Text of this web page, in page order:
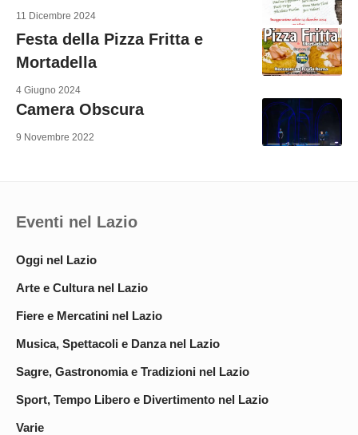
11 Dicembre 2024
Festa della Pizza Fritta e
Mortadella
4 Giugno 2024
Camera Obscura
9 Novembre 2022
Eventi nel Lazio
Oggi nel Lazio
Arte e Cultura nel Lazio
Fiere e Mercatini nel Lazio
Musica, Spettacoli e Danza nel Lazio
Sagre, Gastronomia e Tradizioni nel Lazio
Sport, Tempo Libero e Divertimento nel Lazio
Varie